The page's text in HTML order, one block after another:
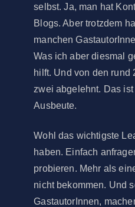
selbst. Ja, man hat
Blogs. Aber trotzdem
manchen
Was ich aber diesmal
hilft. Und von den rund
zwei abgelehnt. Das
Ausbeute.
Wohl das wichtigste
haben. Einfach
probieren. Mehr als
nicht bekommen. Und
GastautorInnen,